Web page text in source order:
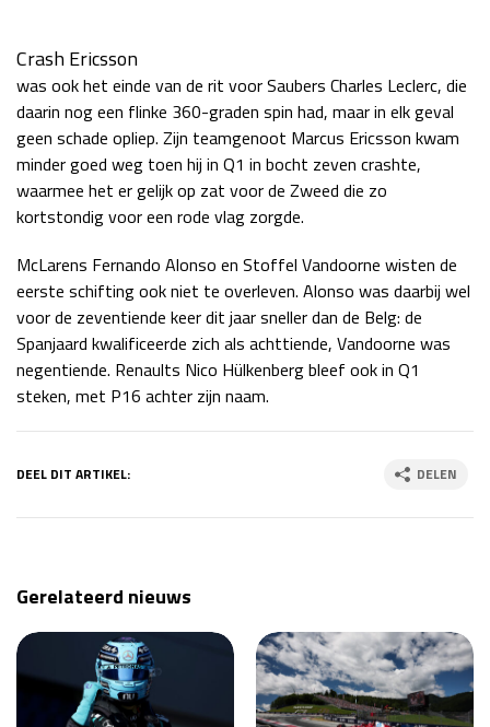
Crash Ericsson
was ook het einde van de rit voor Saubers Charles Leclerc, die
daarin nog een flinke 360-graden spin had, maar in elk geval
geen schade opliep. Zijn teamgenoot Marcus Ericsson kwam
minder goed weg toen hij in Q1 in bocht zeven crashte,
waarmee het er gelijk op zat voor de Zweed die zo
kortstondig voor een rode vlag zorgde.
McLarens Fernando Alonso en Stoffel Vandoorne wisten de
eerste schifting ook niet te overleven. Alonso was daarbij wel
voor de zeventiende keer dit jaar sneller dan de Belg: de
Spanjaard kwalificeerde zich als achttiende, Vandoorne was
negentiende. Renaults Nico Hülkenberg bleef ook in Q1
steken, met P16 achter zijn naam.
DEEL DIT ARTIKEL: DELEN
Gerelateerd nieuws